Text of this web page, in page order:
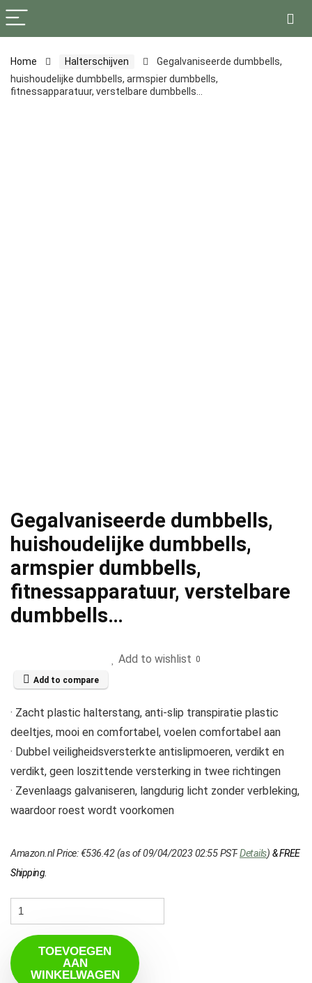
Home Halterschijven
Gegalvaniseerde dumbbells,
huishoudelijke dumbbells, armspier dumbbells,
fitnessapparatuur, verstelbare dumbbells…
Gegalvaniseerde dumbbells,
huishoudelijke dumbbells,
armspier dumbbells,
fitnessapparatuur, verstelbare
dumbbells…
Add to wishlist 0
Add to compare
· Zacht plastic halterstang, anti-slip transpiratie plastic
deeltjes, mooi en comfortabel, voelen comfortabel aan
· Dubbel veiligheidsversterkte antislipmoeren, verdikt en
verdikt, geen loszittende versterking in twee richtingen
· Zevenlaags galvaniseren, langdurig licht zonder verbleking,
waardoor roest wordt voorkomen
Amazon.nl Price:€536.42(as of 09/04/2023 02:55 PST-Details) &FREE
Shipping.
TOEVOEGEN
AAN
WINKELWAGEN